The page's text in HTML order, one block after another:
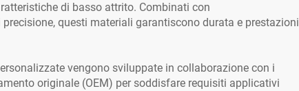
di basso attrito. Combinati con
precisione, questi materiali garantiscono durata e prestazioni
vengono sviluppate in collaborazione con i
originale (OEM) per soddisfare requisiti applicativi